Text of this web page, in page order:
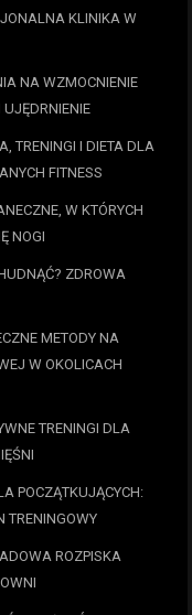
KLINIKA W
NA WZMOCNIENIE
TRENINGI I DIETA DLA
FITNESS
W KTÓRYCH
NOGI
ZDROWA
METODY NA
W OKOLICACH
TRENINGI DLA
POCZĄTKUJĄCYCH:
TRENINGOWY
ROZPISKA